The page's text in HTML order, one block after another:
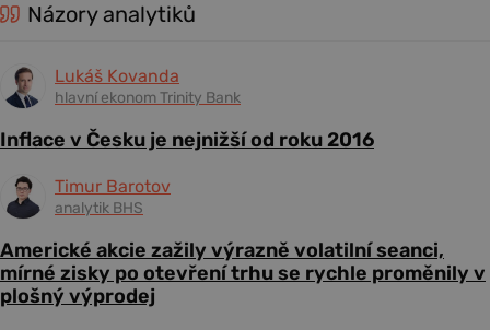
Názory analytiků
Lukáš Kovanda
hlavní ekonom Trinity Bank
Inflace v Česku je nejnižší od roku 2016
Timur Barotov
analytik BHS
Americké akcie zažily výrazně volatilní seanci,
mírné zisky po otevření trhu se rychle proměnily v
plošný výprodej